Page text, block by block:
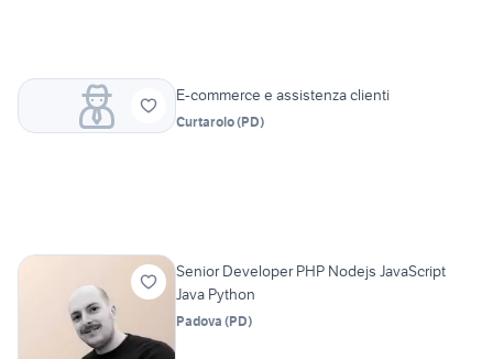
E-commerce e assistenza clienti
Curtarolo(PD)
Senior Developer PHP Nodejs JavaScript
Java Python
Padova (PD)